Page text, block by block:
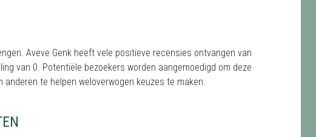
Aveve Genk heeft vele positieve recensies ontvangen van
van 0. Potentiële bezoekers worden aangemoedigd om deze
te helpen weloverwogen keuzes te maken.